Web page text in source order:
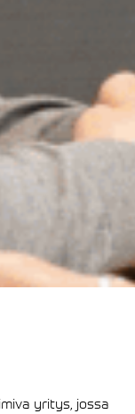
yritys, jossa